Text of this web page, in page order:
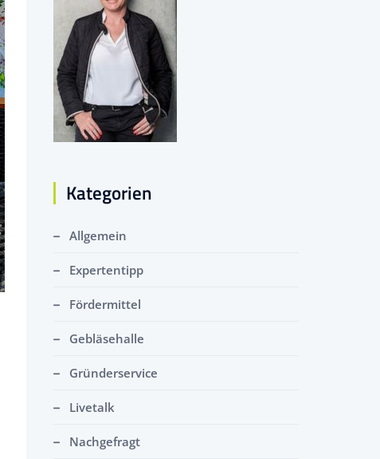
Kategorien
Allgemein
Expertentipp
Fördermittel
Gebläsehalle
Gründerservice
Livetalk
Nachgefragt